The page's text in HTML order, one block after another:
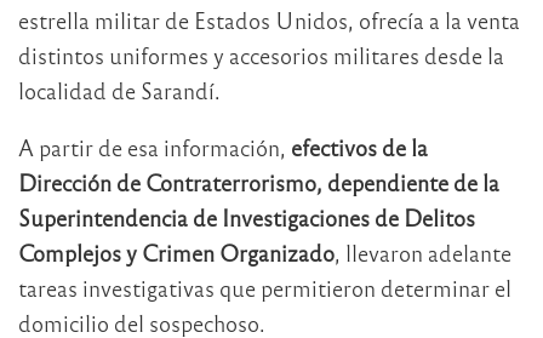
estrella militar de Estados Unidos, ofrecía a la venta
distintos uniformes y accesorios militares desde la
localidad de Sarandí.
A partir de esa información, efectivos de la
Dirección de Contraterrorismo, dependiente de la
Superintendencia de Investigaciones de Delitos
Complejos y Crimen Organizado, llevaron adelante
tareas investigativas que permitieron determinar el
domicilio del sospechoso.